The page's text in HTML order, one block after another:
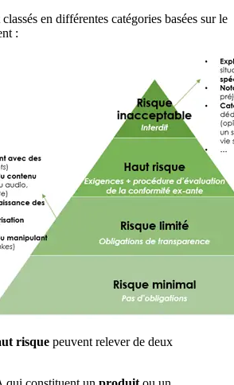
en différentes catégories basées sur le
:
risque peuvent relever de deux